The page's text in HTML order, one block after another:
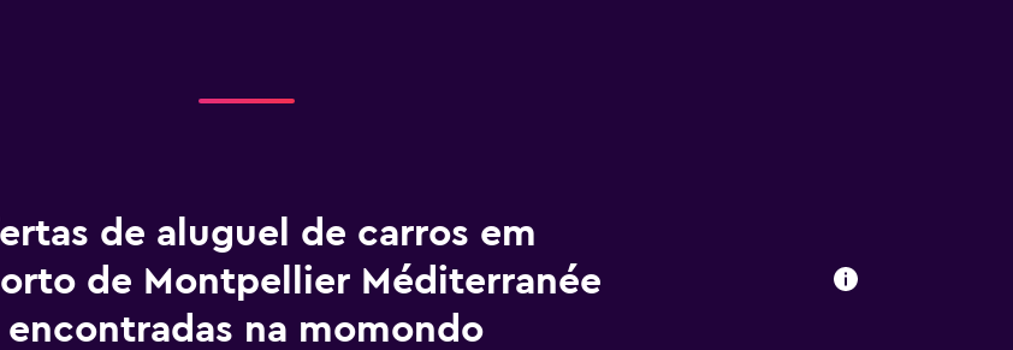
de aluguel de carros em
de Montpellier Méditerranée
encontradas na momondo